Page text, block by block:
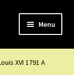
Menu
XVI 1791 A